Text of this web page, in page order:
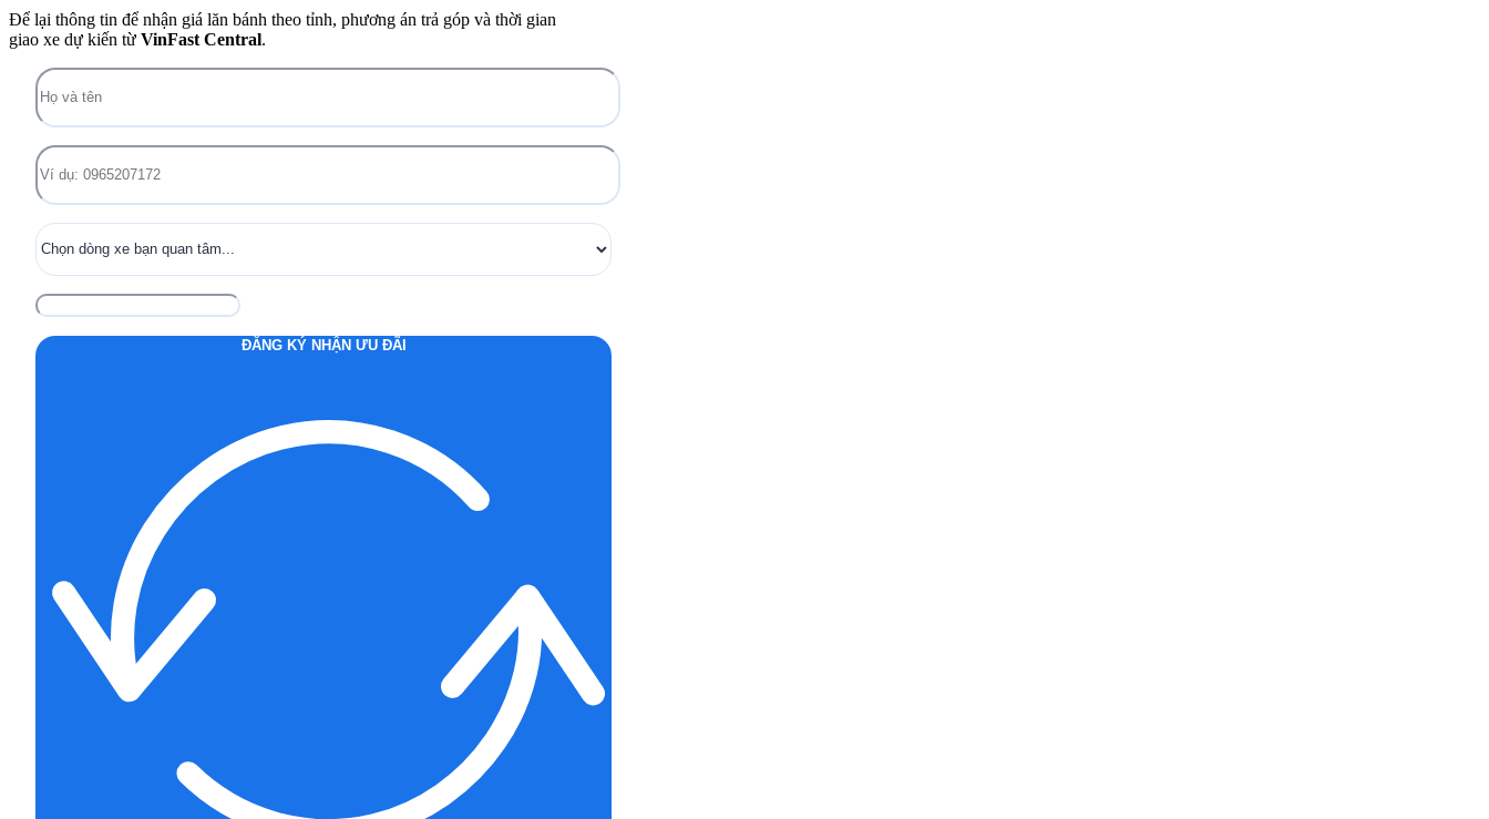
Để lại thông tin để nhận giá lăn bánh theo tỉnh, phương án trả góp và thời gian
giao xe dự kiến từ VinFast Central.
ĐĂNG KÝ NHẬN ƯU ĐÃI